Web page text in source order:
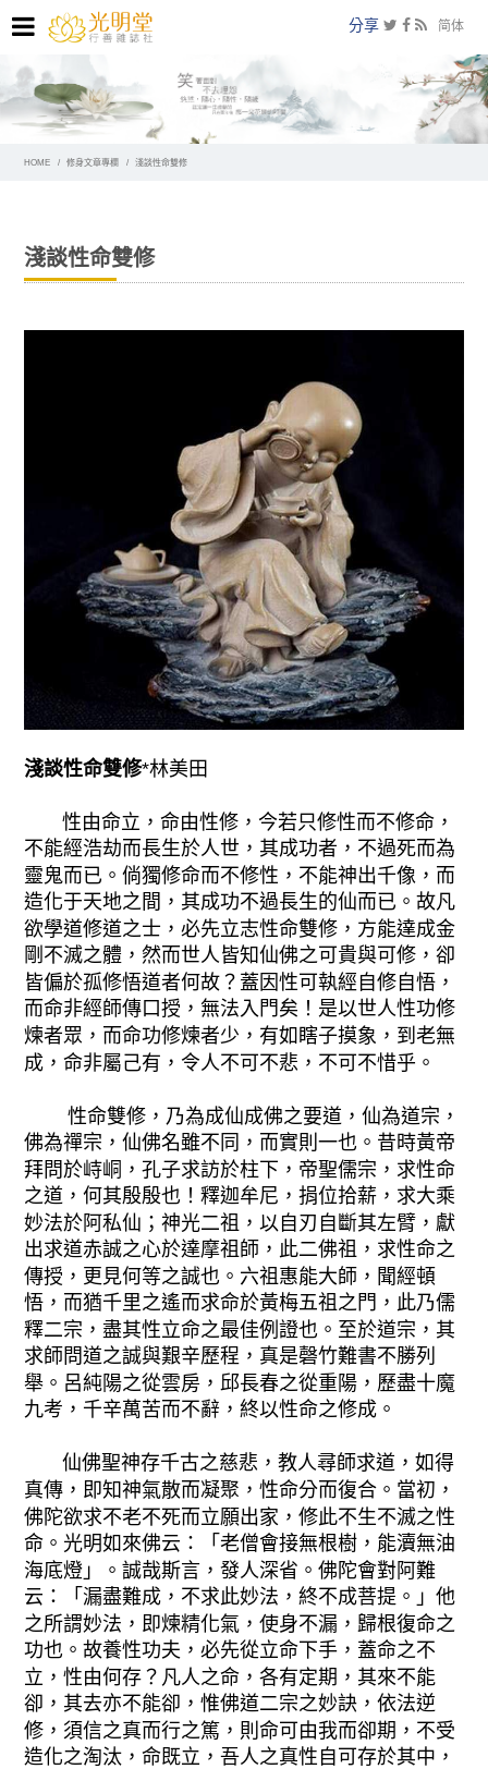
简体
分享
HOME 修身文章專欄 淺談性命雙修
淺談性命雙修
淺談性命雙修*林美田
性由命立，命由性修，今若只修性而不修命，
不能經浩劫而長生於人世，其成功者，不過死而為
靈鬼而已。倘獨修命而不修性，不能神出千像，而
造化于天地之間，其成功不過長生的仙而已。故凡
欲學道修道之士，必先立志性命雙修，方能達成金
剛不滅之體，然而世人皆知仙佛之可貴與可修，卻
皆偏於孤修悟道者何故？蓋因性可執經自修自悟，
而命非經師傳口授，無法入門矣！是以世人性功修
煉者眾，而命功修煉者少，有如瞎子摸象，到老無
成，命非屬己有，令人不可不悲，不可不惜乎。
性命雙修，乃為成仙成佛之要道，仙為道宗，
佛為禪宗，仙佛名雖不同，而實則一也。昔時黃帝
拜問於峙峒，孔子求訪於柱下，帝聖儒宗，求性命
之道，何其殷殷也！釋迦牟尼，捐位拾薪，求大乘
妙法於阿私仙；神光二祖，以自刃自斷其左臂，獻
出求道赤誠之心於達摩祖師，此二佛祖，求性命之
傳授，更見何等之誠也。六祖惠能大師，聞經頓
悟，而猶千里之遙而求命於黃梅五祖之門，此乃儒
釋二宗，盡其性立命之最佳例證也。至於道宗，其
求師問道之誠與艱辛歷程，真是磬竹難書不勝列
舉。呂純陽之從雲房，邱長春之從重陽，歷盡十魔
九考，千辛萬苦而不辭，終以性命之修成。
仙佛聖神存千古之慈悲，教人尋師求道，如得
真傳，即知神氣散而凝聚，性命分而復合。當初，
佛陀欲求不老不死而立願出家，修此不生不滅之性
命。光明如來佛云：「老僧會接無根樹，能瀆無油
海底燈」。誠哉斯言，發人深省。佛陀會對阿難
云：「漏盡難成，不求此妙法，終不成菩提。」他
之所謂妙法，即煉精化氣，使身不漏，歸根復命之
功也。故養性功夫，必先從立命下手，蓋命之不
立，性由何存？凡人之命，各有定期，其來不能
卻，其去亦不能卻，惟佛道二宗之妙訣，依法逆
修，須信之真而行之篤，則命可由我而卻期，不受
造化之淘汰，命既立，吾人之真性自可存於其中，